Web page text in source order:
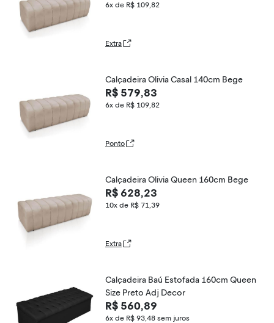
6x de R$ 109,82
Extra
Calçadeira Olivia Casal 140cm Bege
R$ 579,83
6x de R$ 109,82
Ponto
Calçadeira Olivia Queen 160cm Bege
R$ 628,23
10x de R$ 71,39
Extra
Calçadeira Baú Estofada 160cm Queen
Size Preto Adj Decor
R$ 560,89
6x de R$ 93,48 sem juros